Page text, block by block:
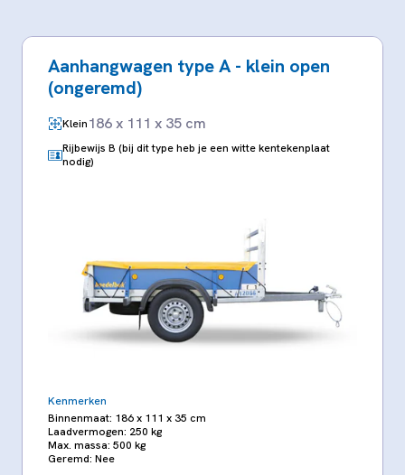
Aanhangwagen type A - klein open
(ongeremd)
Klein186 x 111 x 35 cm
Rijbewijs B (bij dit type heb je een witte kentekenplaat
nodig)
Kenmerken
Binnenmaat: 186 x 111 x 35 cm
Laadvermogen: 250 kg
Max. massa: 500 kg
Geremd: Nee